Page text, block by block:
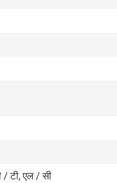
/ टी, एल / सी